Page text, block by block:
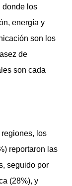
donde los
energía y
son los
de
son cada
los
reportaron las
seguido por
(28%), y